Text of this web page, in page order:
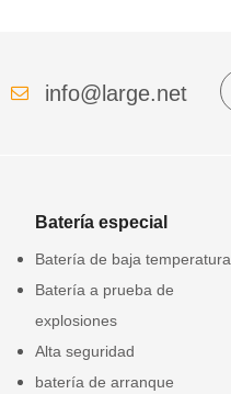
info@large.net
Batería especial
Batería de baja temperatura
Batería a prueba de
explosiones
Alta seguridad
batería de arranque